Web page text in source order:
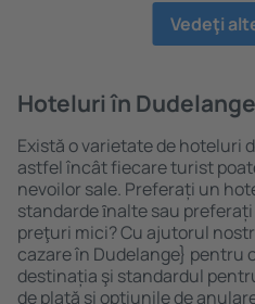
Vedeţi
Hoteluri în Dudelange
Există o varietate de hoteluri
astfel încât fiecare turist
nevoilor sale. Preferați un
standarde ȋnalte sau
preţuri mici? Cu ajutorul
cazare în Dudelange} pentru
destinația şi standardul
de plată și opțiunile de